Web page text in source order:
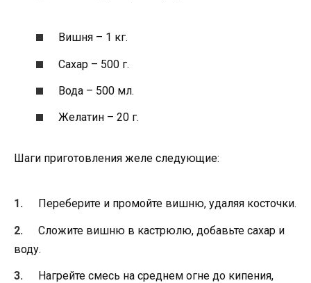
Вишня – 1 кг.
Сахар – 500 г.
Вода – 500 мл.
Желатин – 20 г.
Шаги приготовления желе следующие:
Переберите и промойте вишню, удаляя косточки.
Сложите вишню в кастрюлю, добавьте сахар и
воду.
Нагрейте смесь на среднем огне до кипения,